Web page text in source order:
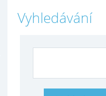
Vyhledávání